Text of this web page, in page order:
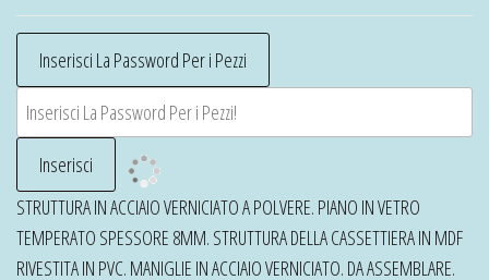
STRUTTURA IN ACCIAIO VERNICIATO A POLVERE. PIANO IN VETRO
TEMPERATO SPESSORE 8MM. STRUTTURA DELLA CASSETTIERA IN MDF
RIVESTITA IN PVC. MANIGLIE IN ACCIAIO VERNICIATO. DA ASSEMBLARE.